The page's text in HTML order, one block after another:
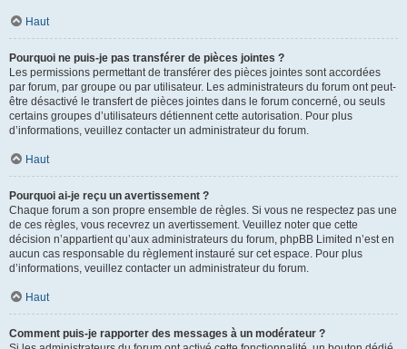
Haut
Pourquoi ne puis-je pas transférer de pièces jointes ?
Les permissions permettant de transférer des pièces jointes sont accordées
par forum, par groupe ou par utilisateur. Les administrateurs du forum ont peut-
être désactivé le transfert de pièces jointes dans le forum concerné, ou seuls
certains groupes d’utilisateurs détiennent cette autorisation. Pour plus
d’informations, veuillez contacter un administrateur du forum.
Haut
Pourquoi ai-je reçu un avertissement ?
Chaque forum a son propre ensemble de règles. Si vous ne respectez pas une
de ces règles, vous recevrez un avertissement. Veuillez noter que cette
décision n’appartient qu’aux administrateurs du forum, phpBB Limited n’est en
aucun cas responsable du règlement instauré sur cet espace. Pour plus
d’informations, veuillez contacter un administrateur du forum.
Haut
Comment puis-je rapporter des messages à un modérateur ?